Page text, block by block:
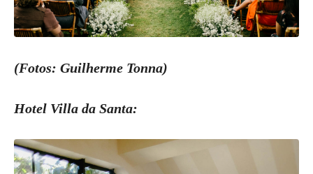
(Fotos: Guilherme Tonna)
Hotel Villa da Santa: